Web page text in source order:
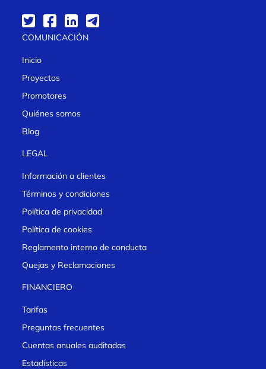
COMUNICACIÓN
Inicio
Proyectos
Promotores
Quiénes somos
Blog
LEGAL
Información a clientes
Términos y condiciones
Política de privacidad
Política de cookies
Reglamento interno de conducta
Quejas y Reclamaciones
FINANCIERO
Tarifas
Preguntas frecuentes
Cuentas anuales auditadas
Estadísticas